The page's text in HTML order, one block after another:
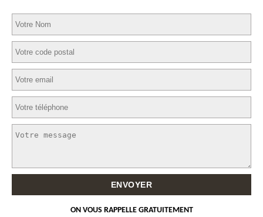
ON VOUS RAPPELLE GRATUITEMENT